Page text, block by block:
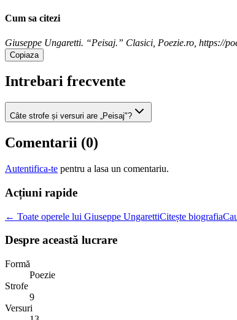
Cum sa citezi
Giuseppe Ungaretti. “Peisaj.” Clasici, Poezie.ro, https://
Copiaza
Intrebari frecvente
Câte strofe și versuri are „Peisaj"?
Comentarii (0)
Autentifica-te pentru a lasa un comentariu.
Acțiuni rapide
← Toate operele lui Giuseppe UngarettiCitește biografia
Despre această lucrare
Formă
Poezie
Strofe
9
Versuri